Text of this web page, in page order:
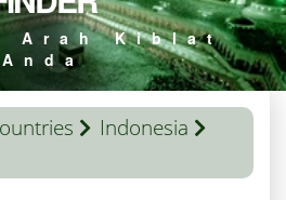
Arah Kiblat
Anda
Indonesia